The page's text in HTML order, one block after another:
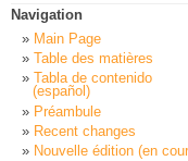
Navigation
Main Page
Table des matières
Tabla de contenido
(español)
Préambule
Recent changes
Nouvelle édition (en